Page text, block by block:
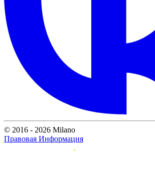
© 2016 - 2026 Milano
Правовая Информация